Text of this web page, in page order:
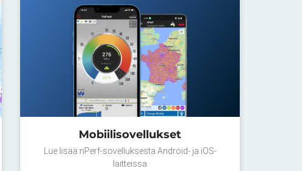
Mobiilisovellukset
Lue lisää nPerf-sovelluksesta Android- ja iOS-
laitteissa